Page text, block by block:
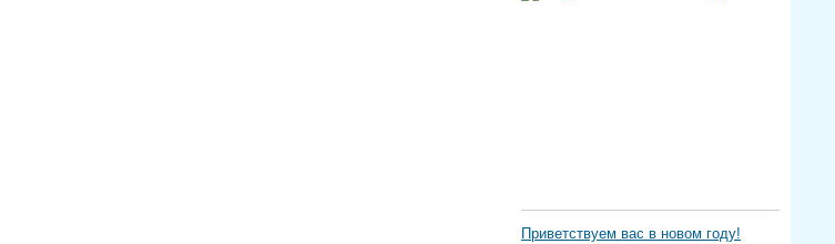
Приветствуем вас в новом году!